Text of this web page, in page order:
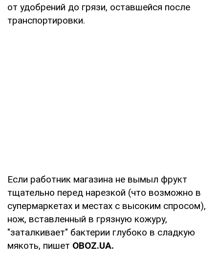
от удобрений до грязи, оставшейся после
транспортировки.
Если работник магазина не вымыл фрукт
тщательно перед нарезкой (что возможно в
супермаркетах и местах с высоким спросом),
нож, вставленный в грязную кожуру,
"заталкивает" бактерии глубоко в сладкую
мякоть, пишет OBOZ.UA.